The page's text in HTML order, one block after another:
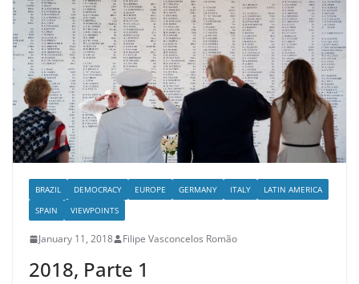
BRAZIL DEMOCRACY EUROPE GERMANY ITALY
LATIN AMERICA
SPAIN
VIEWPOINTS
January 11, 2018 Filipe Vasconcelos Romão
2018, Parte 1